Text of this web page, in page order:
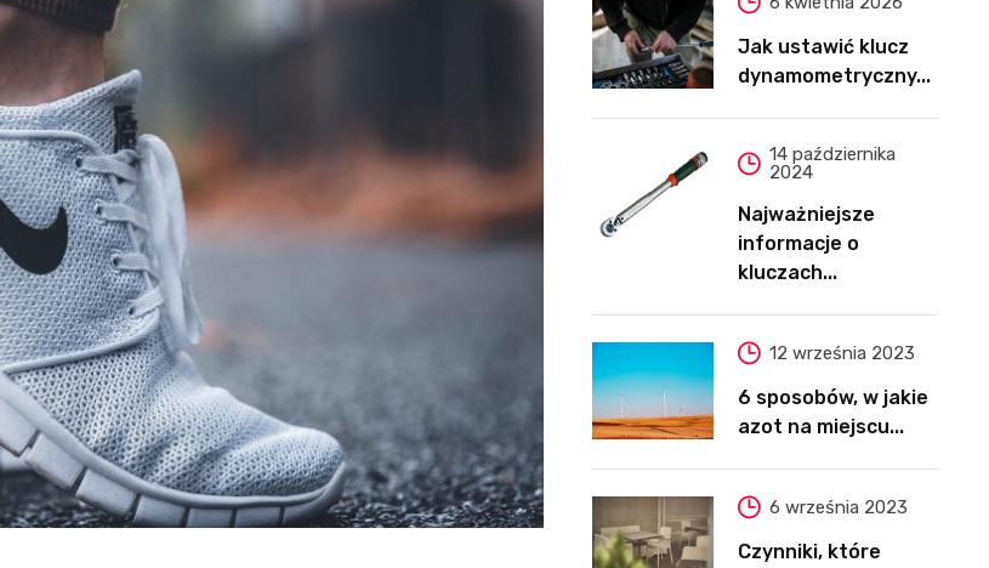
Jak ustawić klucz
dynamometryczny...
14 października
2024
Najważniejsze
informacje o
kluczach...
12 września 2023
6 sposobów, w jakie
azot na miejscu...
6 września 2023
Czynniki, które